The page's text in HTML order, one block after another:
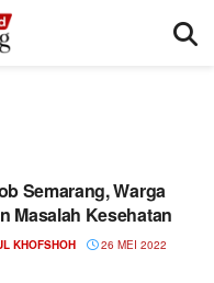
Semarang, Warga
Masalah Kesehatan
KHOFSHOH 26 MEI 2022